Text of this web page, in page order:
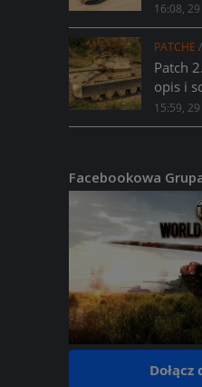
16:08, 29
PATCHE /
Patch
opis i
15:59, 29
Facebookowa